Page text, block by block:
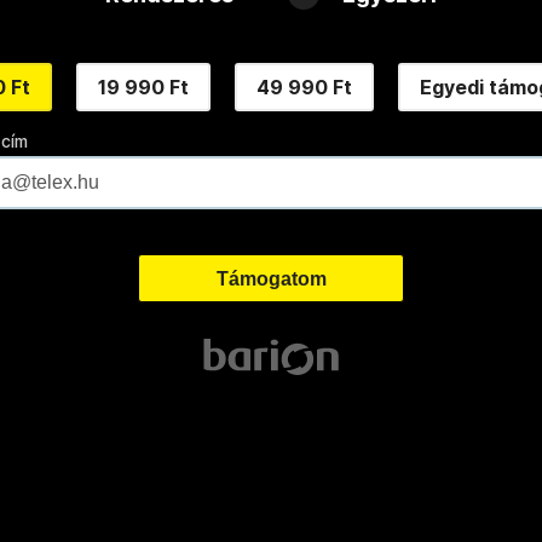
Ft 19 990 Ft 49 990 Ft Egyedi